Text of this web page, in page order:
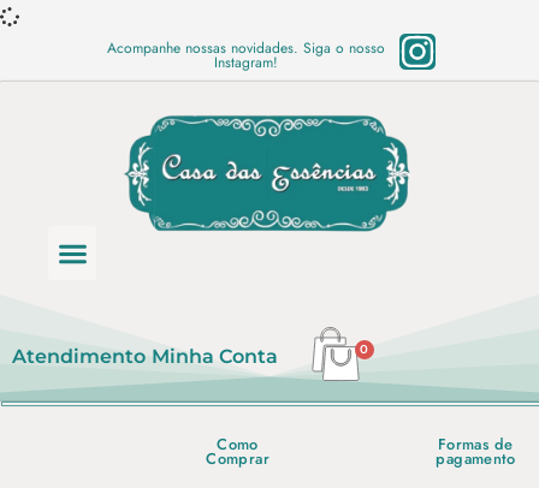
Acompanhe nossas novidades. Siga o nosso
Instagram!
Atendimento Minha Conta 0
Como
Comprar
Formas de
pagamento